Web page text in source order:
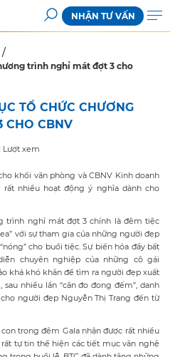
NHẬN TƯ VẤN
trình nghỉ mát đợt 3 cho
TỔ CHỨC CHƯƠNG
CHO CBNV
Lượt xem
khối văn phòng và CBNV Kinh doanh
nhiều hoạt động ý nghĩa dành cho
trình nghỉ mát đợt 3 chính là đêm tiệc
với sự tham gia của những người đẹp
cho buổi tiệc. Sự biến hóa đầy bất
chuyên nghiệp của những cô gái
khá khó khăn để tìm ra người đẹp xuất
nhiều lần “cân đo đong đếm”, danh
người đẹp Nguyễn Thị Trang đến từ
trong đêm Gala nhận được rất nhiều
tự tin thể hiện các tiết mục văn nghệ